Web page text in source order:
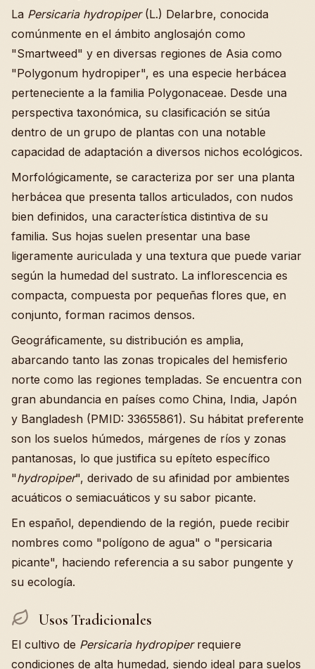
La Persicaria hydropiper(L.) Delarbre, conocida
comúnmente en el ámbito anglosajón como
"Smartweed" y en diversas regiones de Asia como
"Polygonum hydropiper", es una especie herbácea
perteneciente a la familia Polygonaceae. Desde una
perspectiva taxonómica, su clasificación se sitúa
dentro de un grupo de plantas con una notable
capacidad de adaptación a diversos nichos ecológicos.
Morfológicamente, se caracteriza por ser una planta
herbácea que presenta tallos articulados, con nudos
bien definidos, una característica distintiva de su
familia. Sus hojas suelen presentar una base
ligeramente auriculada y una textura que puede variar
según la humedad del sustrato. La inflorescencia es
compacta, compuesta por pequeñas flores que, en
conjunto, forman racimos densos.
Geográficamente, su distribución es amplia,
abarcando tanto las zonas tropicales del hemisferio
norte como las regiones templadas. Se encuentra con
gran abundancia en países como China, India, Japón
y Bangladesh (PMID: 33655861). Su hábitat preferente
son los suelos húmedos, márgenes de ríos y zonas
pantanosas, lo que justifica su epíteto específico
"hydropiper", derivado de su afinidad por ambientes
acuáticos o semiacuáticos y su sabor picante.
En español, dependiendo de la región, puede recibir
nombres como "polígono de agua" o "persicaria
picante", haciendo referencia a su sabor pungente y
su ecología.
Usos Tradicionales
El cultivo de Persicaria hydropiperrequiere
condiciones de alta humedad, siendo ideal para suelos